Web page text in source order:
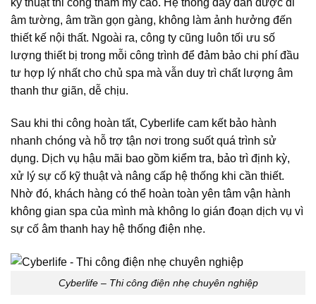
kỹ thuật thi công thẩm mỹ cao. Hệ thống dây dẫn được đi
âm tường, âm trần gọn gàng, không làm ảnh hưởng đến
thiết kế nội thất. Ngoài ra, công ty cũng luôn tối ưu số
lượng thiết bị trong mỗi công trình để đảm bảo chi phí đầu
tư hợp lý nhất cho chủ spa mà vẫn duy trì chất lượng âm
thanh thư giãn, dễ chịu.
Sau khi thi công hoàn tất, Cyberlife cam kết bảo hành
nhanh chóng và hỗ trợ tận nơi trong suốt quá trình sử
dụng. Dịch vụ hậu mãi bao gồm kiểm tra, bảo trì định kỳ,
xử lý sự cố kỹ thuật và nâng cấp hệ thống khi cần thiết.
Nhờ đó, khách hàng có thể hoàn toàn yên tâm vận hành
không gian spa của mình mà không lo gián đoạn dịch vụ vì
sự cố âm thanh hay hệ thống điện nhẹ.
Cyberlife – Thi công điện nhẹ chuyên nghiệp